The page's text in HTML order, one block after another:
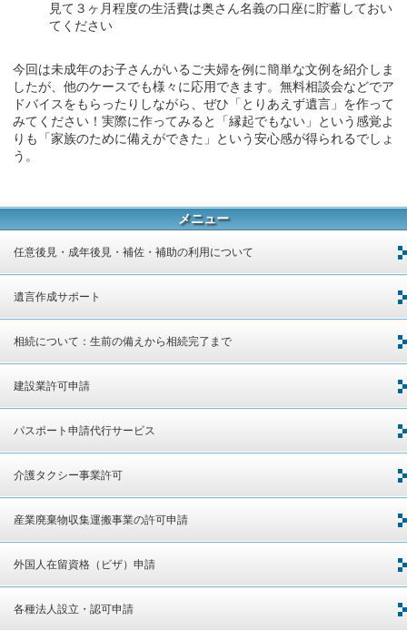
見て３ヶ月程度の生活費は奥さん名義の口座に貯蓄しておい
てください
今回は未成年のお子さんがいるご夫婦を例に簡単な文例を紹介しま
したが、他のケースでも様々に応用できます。無料相談会などでア
ドバイスをもらったりしながら、ぜひ「とりあえず遺言」を作って
みてください！実際に作ってみると「縁起でもない」という感覚よ
りも「家族のために備えができた」という安心感が得られるでしょ
う。
メニュー
任意後見・成年後見・補佐・補助の利用について
遺言作成サポート
相続について：生前の備えから相続完了まで
建設業許可申請
パスポート申請代行サービス
介護タクシー事業許可
産業廃棄物収集運搬事業の許可申請
外国人在留資格（ビザ）申請
各種法人設立・認可申請